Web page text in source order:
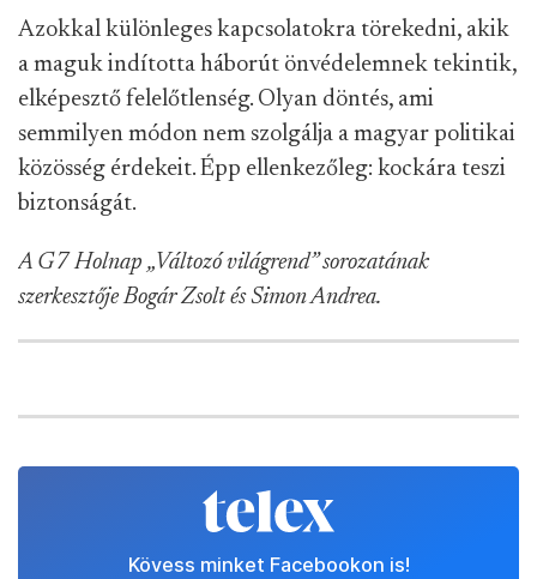
Azokkal különleges kapcsolatokra törekedni, akik
a maguk indította háborút önvédelemnek tekintik,
elképesztő felelőtlenség. Olyan döntés, ami
semmilyen módon nem szolgálja a magyar politikai
közösség érdekeit. Épp ellenkezőleg: kockára teszi
biztonságát.
A G7 Holnap „Változó világrend” sorozatának
szerkesztője Bogár Zsolt és Simon Andrea.
Kövess minket Facebookon is!